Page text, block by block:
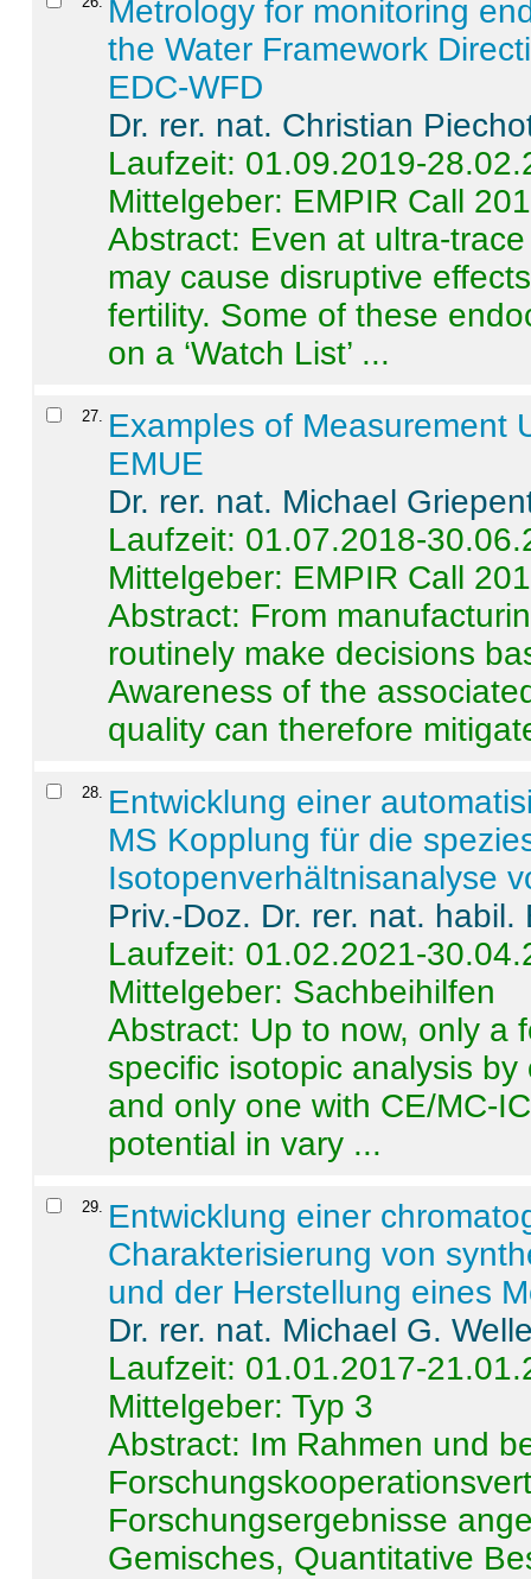
Metrology for monitoring
the Water Framework
EDC-WFD
Dr. rer. nat. Christian
Laufzeit: 01.09.2019-
Mittelgeber: EMPIR Call
Abstract: Even at ultra-
may cause disruptive
fertility. Some of these
on a ‘Watch List’ ...
27. Examples of Measurement
EMUE
Dr. rer. nat. Michael
Laufzeit: 01.07.2018-
Mittelgeber: EMPIR Call
Abstract: From
routinely make decisions
Awareness of the
quality can therefore
28. Entwicklung einer
MS Kopplung für die
Isotopenverhältnisanalyse
Priv.-Doz. Dr. rer. nat.
Laufzeit: 01.02.2021-
Mittelgeber: Sachbeihilfen
Abstract: Up to now, only a
specific isotopic analysis
and only one with CE/MC-
potential in vary ...
29. Entwicklung einer
Charakterisierung von
und der Herstellung eines
Dr. rer. nat. Michael G.
Laufzeit: 01.01.2017-
Mittelgeber: Typ 3
Abstract: Im Rahmen und
Forschungsergebnisse
Gemisches, Quantitative